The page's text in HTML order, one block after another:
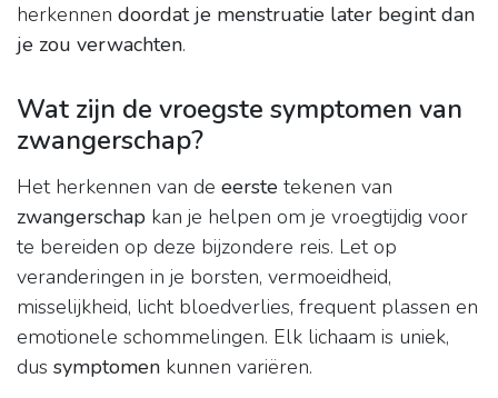
herkennen doordat je menstruatie later begint dan
je zou verwachten.
Wat zijn de vroegste symptomen van
zwangerschap?
Het herkennen van de eerste tekenen van
zwangerschap kan je helpen om je vroegtijdig voor
te bereiden op deze bijzondere reis. Let op
veranderingen in je borsten, vermoeidheid,
misselijkheid, licht bloedverlies, frequent plassen en
emotionele schommelingen. Elk lichaam is uniek,
dus symptomen kunnen variëren.